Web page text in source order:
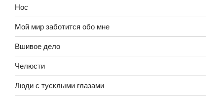
Нос
Мой мир заботится обо мне
Вшивое дело
Челюсти
Люди с тусклыми глазами